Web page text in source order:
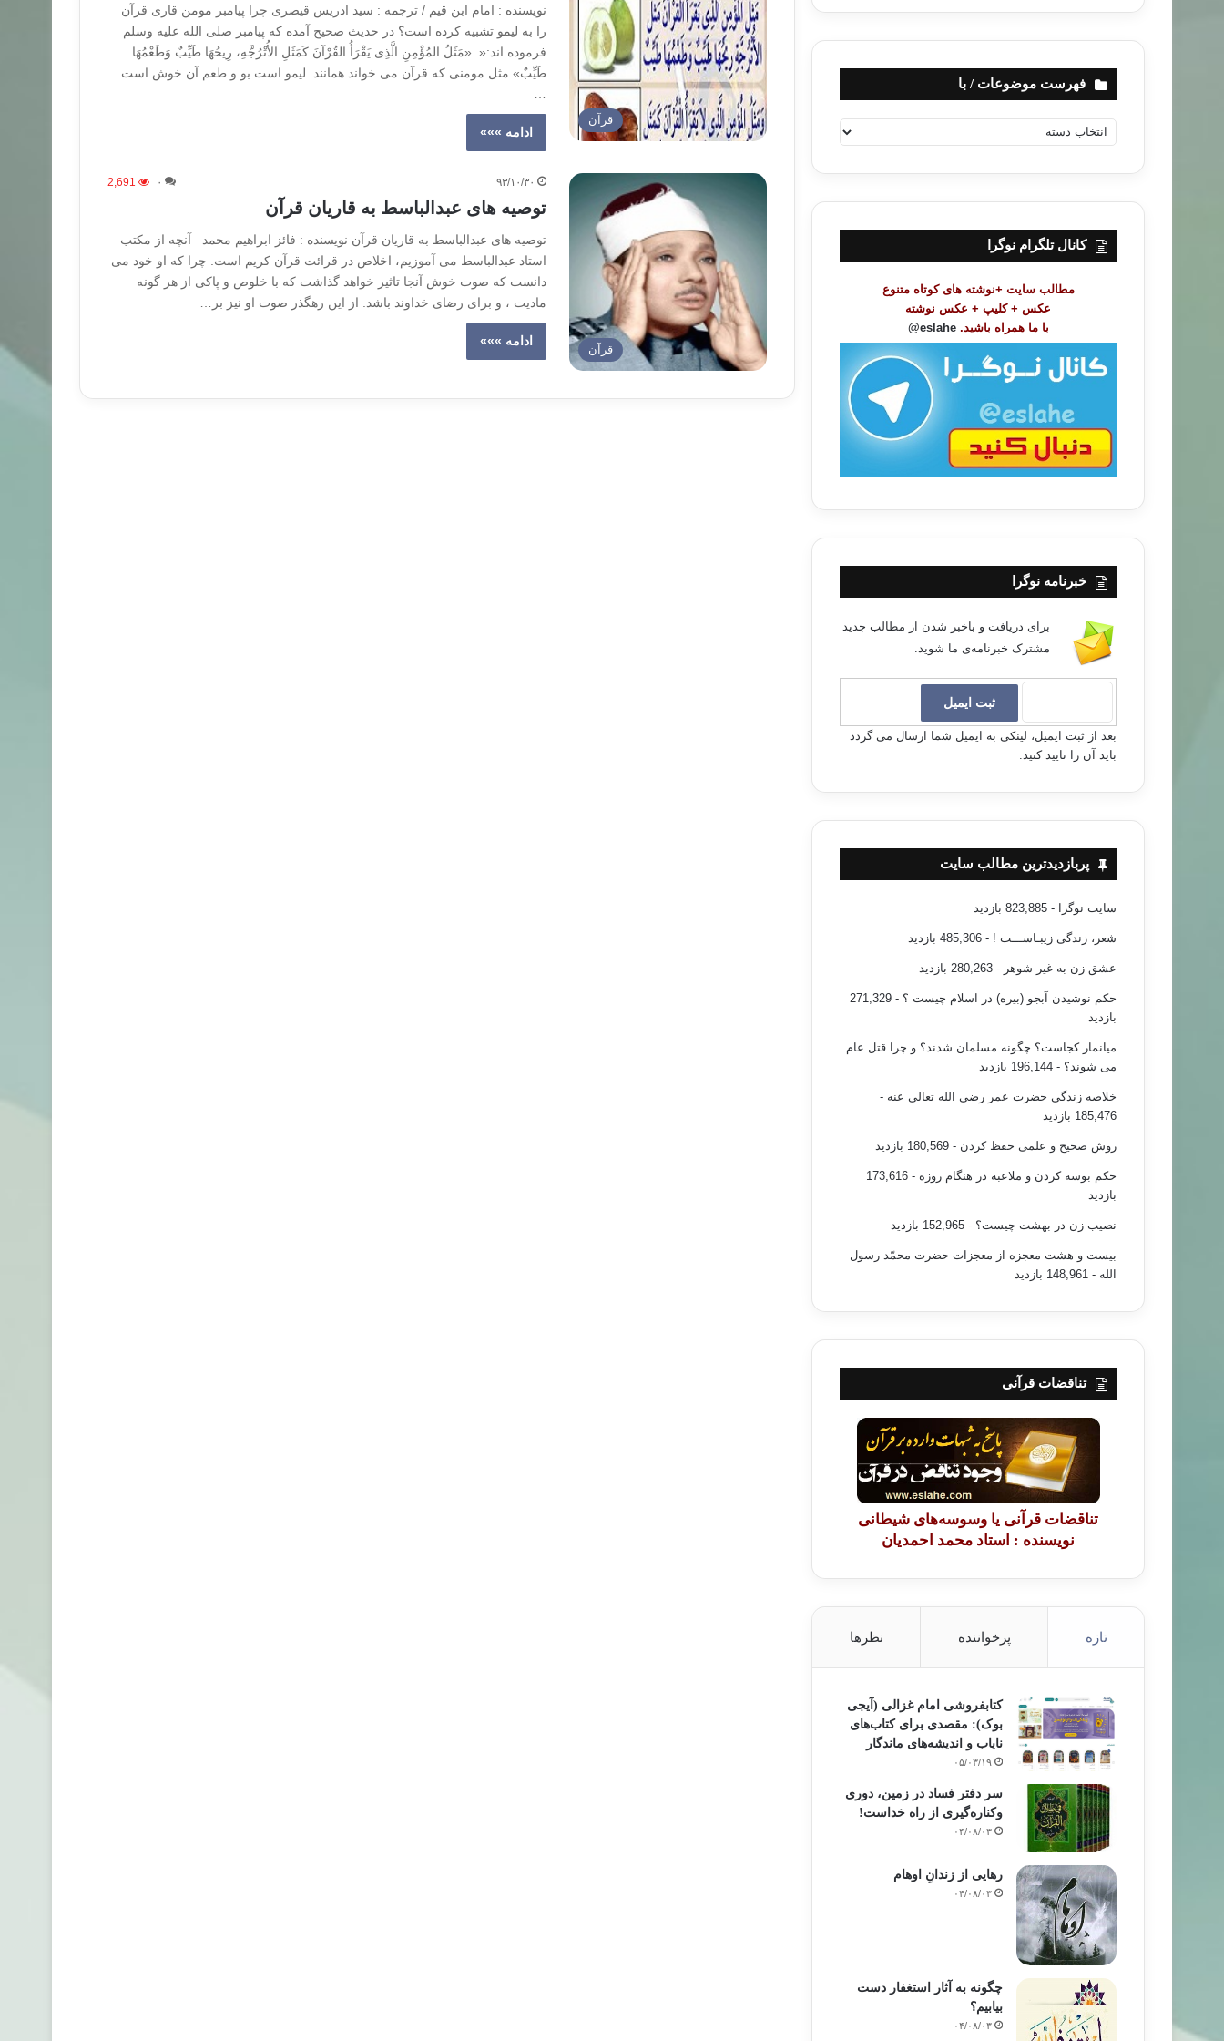
قرآن
نویسنده : امام ابن قیم / ترجمه : سید ادریس قیصری چرا پیامبر مومن قاری قرآن
را به لیمو تشبیه کرده است؟ در حدیث صحیح آمده که پیامبر صلی الله علیه وسلم
فرموده اند:« «مَثَلُ المُؤْمِنِ الَّذِی یَقْرَأُ القُرْآنَ کَمَثَلِ الأُتْرُجَّهِ، رِیحُهَا طَیِّبٌ وَطَعْمُهَا
طَیِّبٌ» مثل مومنی که قرآن می خواند همانند لیمو است بو و طعم آن خوش است.
ادامه »»»
قرآن
۹۳/۱۰/۳۰ ۰ 2,691
توصیه های عبدالباسط به قاریان قرآن
توصیه های عبدالباسط به قاریان قرآن نویسنده : فائز ابراهیم محمد آنچه از مکتب
استاد عبدالباسط می آموزیم، اخلاص در قرائت قرآن کریم است. چرا که او خود می
دانست که صوت خوش آنجا تاثیر خواهد گذاشت که با خلوص و پاکی از هر گونه
مادیت ، و برای رضای خداوند باشد. از این رهگذر صوت او نیز بر…
ادامه »»»
فهرست موضوعات / با
ه
ت
ض
کانال تلگرام نوگرا
مطالب سایت +نوشته های کوتاه متنوع
عکس + کلیپ + عکس نوشته
با ما همراه باشید. eslahe@
خبرنامه نوگرا
برای دریافت و باخبر شدن از مطالب جدید
مشترک خبرنامه‌ی ما شوید.
بعد از ثبت ایمیل، لینکی به ایمیل شما ارسال می گردد
باید آن را تایید کنید.
پربازدیدترین مطالب سایت
سایت نوگرا - 823,885 بازدید
شعر، زندگی زیبـاســـت ! - 485,306 بازدید
عشق زن به غیر شوهر - 280,263 بازدید
حکم نوشیدن آبجو (بیره) در اسلام چیست ؟
- 271,329
بازدید
میانمار کجاست؟ چگونه مسلمان شدند؟ و چرا قتل عام
می شوند؟ - 196,144 بازدید
خلاصه زندگی حضرت عمر رضی الله تعالی عنه -
185,476 بازدید
روش صحیح و علمی حفظ کردن - 180,569 بازدید
حکم بوسه کردن و ملاعبه در هنگام روزه
- 173,616
بازدید
نصیب زن در بهشت چیست؟ - 152,965 بازدید
بیست و هشت معجزه از معجزات حضرت محمّد رسول
الله - 148,961 بازدید
تناقضات قرآنی
تناقضات قرآنی یا وسوسه‌های شیطانی
نویسنده : استاد محمد احمدیان
تازه پرخواننده نظرها
کتابفروشی امام غزالی (آیجی
بوک): مقصدی برای کتاب‌های
نایاب و اندیشه‌های ماندگار
۰۵/۰۳/۱۹
سر دفتر فساد در زمین‌، دوری
وکناره‌گیری از راه خداست‌!
۰۴/۰۸/۰۳
رهایی از زندانِ اوهام
۰۴/۰۸/۰۳
چگونه به آثار استغفار دست
بیابیم؟
۰۴/۰۸/۰۳